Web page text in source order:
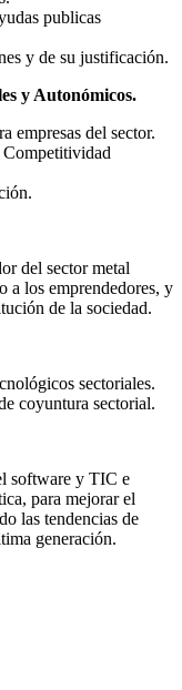
publicas
y de su justificación.
y Autonómicos.
empresas del sector.
Competitividad
del sector metal
a los emprendedores, y
de la sociedad.
sectoriales.
coyuntura sectorial.
software y TIC e
para mejorar el
las tendencias de
generación.